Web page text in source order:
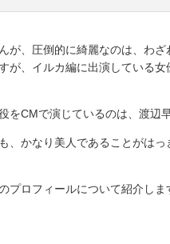
が、圧倒的に綺麗なのは、わざ
が、イルカ編に出演している女
をCMで演じているのは、渡辺
、かなり美人であることがはっ
プロフィールについて紹介しま